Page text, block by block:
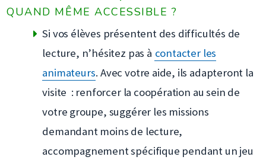
QUAND MÊME ACCESSIBLE ?
Si vos élèves présentent des difficultés de
lecture, n’hésitez pas à contacter les
animateurs. Avec votre aide, ils adapteront la
visite : renforcer la coopération au sein de
votre groupe, suggérer les missions
demandant moins de lecture,
accompagnement spécifique pendant un jeu